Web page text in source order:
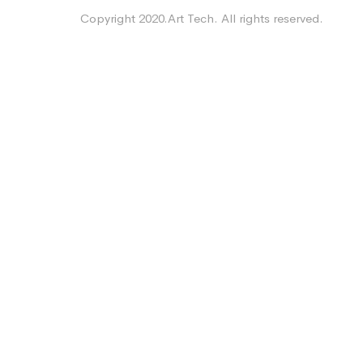
Copyright 2020.Art Tech. All rights reserved.